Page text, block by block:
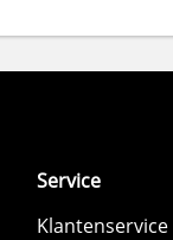
Service
Klantenservice